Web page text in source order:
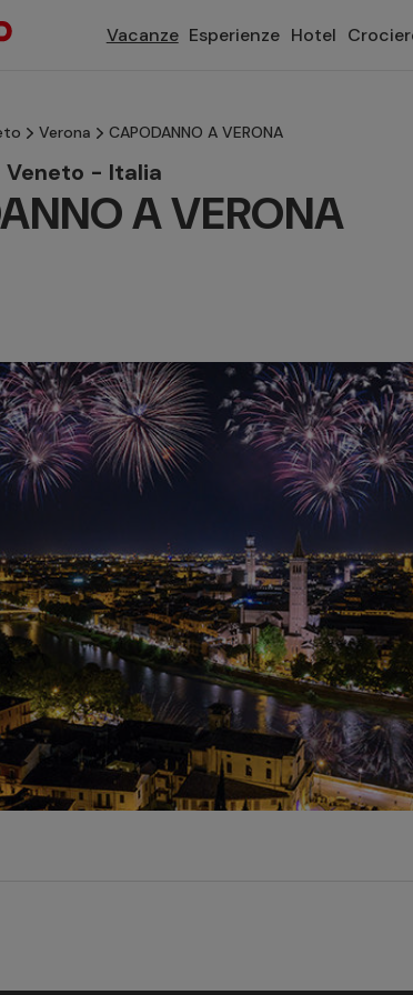
Vacanze Esperienze Hotel
Verona CAPODANNO A VERONA
Veneto - Italia
A VERONA